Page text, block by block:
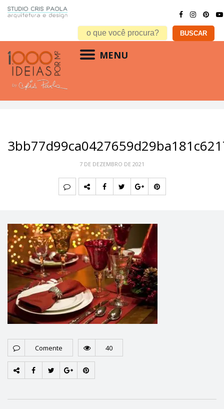
MENU
7 DE DEZEMBRO DE 2021
Comente 40